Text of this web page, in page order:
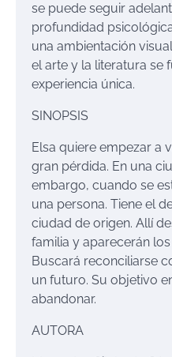
se puede seguir
profundidad
una ambientación
el arte y la literatura se
experiencia única.
SINOPSIS
Elsa quiere empezar a
gran pérdida. En una
embargo, cuando se
una persona. Tiene el
ciudad de origen. Allí
familia y aparecerán
Buscará reconciliarse
un futuro. Su objetivo
abandonar.
AUTORA